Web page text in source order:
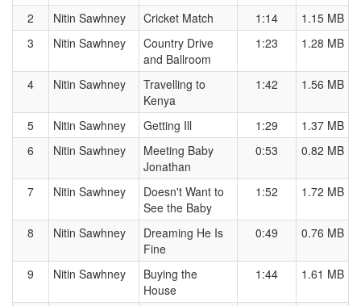
2
Nitin Sawhney Cricket Match 1:14
1.15 MB
3
Nitin Sawhney
Country Drive
and Ballroom
1:23 1.28 MB
4 Nitin Sawhney
Travelling to
Kenya
1:42 1.56 MB
5 Nitin Sawhney Getting Ill 1:29
1.37 MB
6
Nitin Sawhney
Meeting Baby
Jonathan
0:53 0.82 MB
7 Nitin Sawhney
Doesn't Want to
See the Baby
1:52 1.72 MB
8 Nitin Sawhney
Dreaming He Is
Fine
0:49 0.76 MB
9 Nitin Sawhney
Buying the
House
1:44 1.61 MB